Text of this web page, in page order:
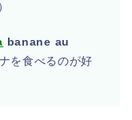
banane au
を食べるのが好